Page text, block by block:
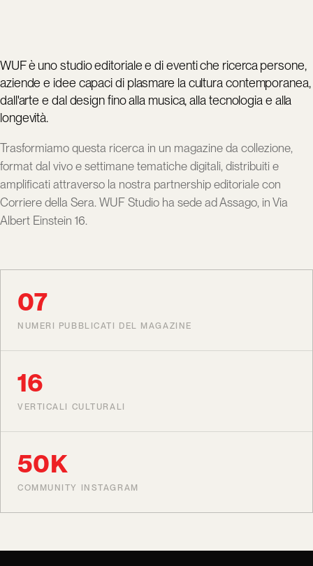
WUF è uno studio editoriale e di eventi che ricerca persone,
aziende e idee capaci di plasmare la cultura contemporanea,
dall'arte e dal design fino alla musica, alla tecnologia e alla
longevità.
Trasformiamo questa ricerca in un magazine da collezione,
format dal vivo e settimane tematiche digitali, distribuiti e
amplificati attraverso la nostra partnership editoriale con
Corriere della Sera. WUF Studio ha sede ad Assago, in Via
Albert Einstein 16.
07
NUMERI PUBBLICATI DEL MAGAZINE
16
VERTICALI CULTURALI
50K
COMMUNITY INSTAGRAM